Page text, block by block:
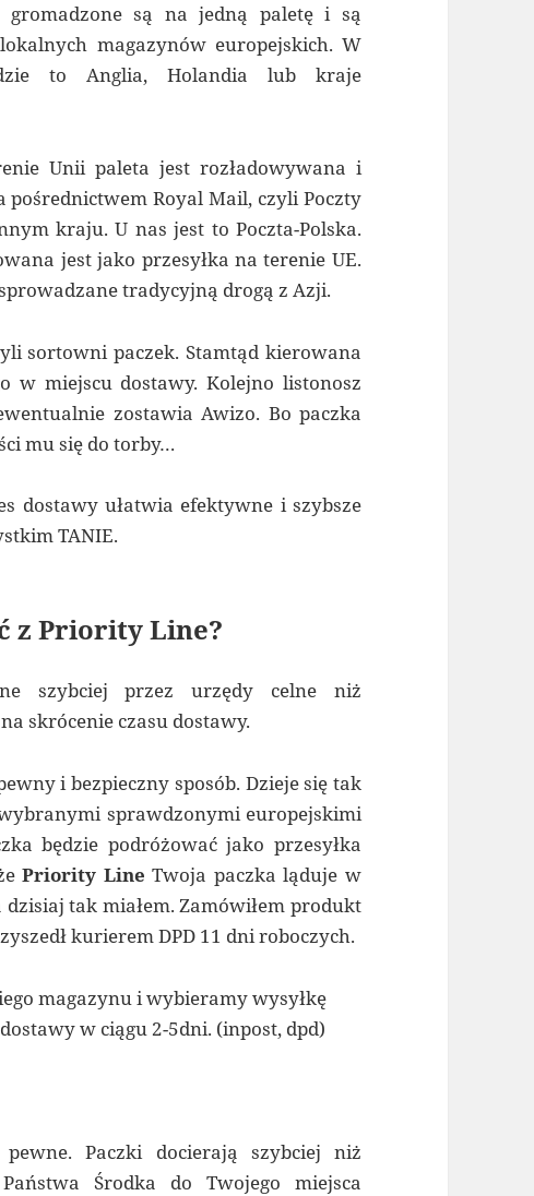
są na jedną paletę i są
magazynów europejskich. W
to Anglia, Holandia lub kraje
Unii paleta jest rozładowywana i
pośrednictwem Royal Mail, czyli Poczty
kraju. U nas jest to Poczta-Polska.
jest jako przesyłka na terenie UE.
tradycyjną drogą z Azji.
sortowni paczek. Stamtąd kierowana
w miejscu dostawy. Kolejno listonosz
zostawia Awizo. Bo paczka
mu się do torby…
dostawy ułatwia efektywne i szybsze
TANIE.
z Priority Line?
szybciej przez urzędy celne niż
skrócenie czasu dostawy.
i bezpieczny sposób. Dzieje się tak
sprawdzonymi europejskimi
będzie podróżować jako przesyłka
Priority Line Twoja paczka ląduje w
tak miałem. Zamówiłem produkt
kurierem DPD 11 dni roboczych.
magazynu i wybieramy wysyłkę
w ciągu 2-5dni. (inpost, dpd)
Paczki docierają szybciej niż
Środka do Twojego miejsca